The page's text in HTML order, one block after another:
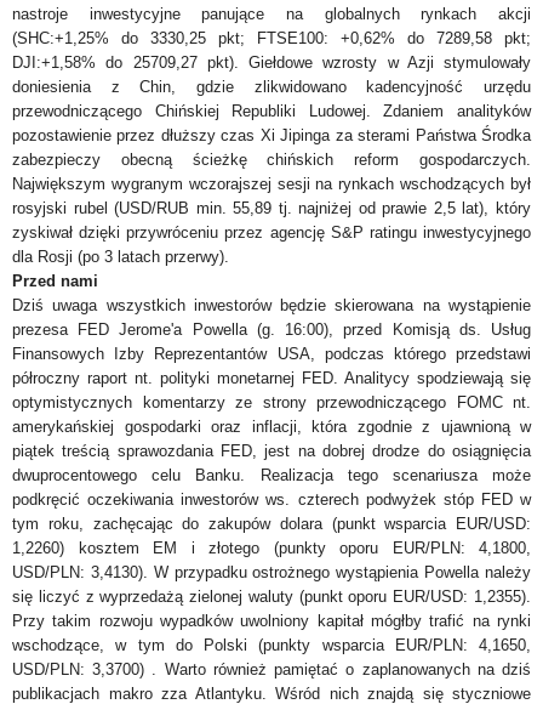
nastroje inwestycyjne panujące na globalnych rynkach akcji
(SHC:+1,25% do 3330,25 pkt; FTSE100: +0,62% do 7289,58 pkt;
DJI:+1,58% do 25709,27 pkt). Giełdowe wzrosty w Azji stymulowały
doniesienia z Chin, gdzie zlikwidowano kadencyjność urzędu
przewodniczącego Chińskiej Republiki Ludowej. Zdaniem analityków
pozostawienie przez dłuższy czas Xi Jipinga za sterami Państwa Środka
zabezpieczy obecną ścieżkę chińskich reform gospodarczych.
Największym wygranym wczorajszej sesji na rynkach wschodzących był
rosyjski rubel (USD/RUB min. 55,89 tj. najniżej od prawie 2,5 lat), który
zyskiwał dzięki przywróceniu przez agencję S&P ratingu inwestycyjnego
dla Rosji (po 3 latach przerwy).
Przed nami
Dziś uwaga wszystkich inwestorów będzie skierowana na wystąpienie
prezesa FED Jerome'a Powella (g. 16:00), przed Komisją ds. Usług
Finansowych Izby Reprezentantów USA, podczas którego przedstawi
półroczny raport nt. polityki monetarnej FED. Analitycy spodziewają się
optymistycznych komentarzy ze strony przewodniczącego FOMC nt.
amerykańskiej gospodarki oraz inflacji, która zgodnie z ujawnioną w
piątek treścią sprawozdania FED, jest na dobrej drodze do osiągnięcia
dwuprocentowego celu Banku. Realizacja tego scenariusza może
podkręcić oczekiwania inwestorów ws. czterech podwyżek stóp FED w
tym roku, zachęcając do zakupów dolara (punkt wsparcia EUR/USD:
1,2260) kosztem EM i złotego (punkty oporu EUR/PLN: 4,1800,
USD/PLN: 3,4130). W przypadku ostrożnego wystąpienia Powella należy
się liczyć z wyprzedażą zielonej waluty (punkt oporu EUR/USD: 1,2355).
Przy takim rozwoju wypadków uwolniony kapitał mógłby trafić na rynki
wschodzące, w tym do Polski (punkty wsparcia EUR/PLN: 4,1650,
USD/PLN: 3,3700) . Warto również pamiętać o zaplanowanych na dziś
publikacjach makro zza Atlantyku. Wśród nich znajdą się styczniowe